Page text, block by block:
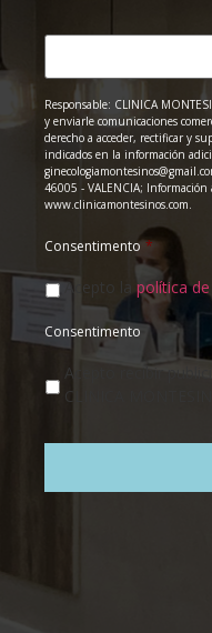
Responsable: CLINICA
y enviarle comunicaciones
derecho a acceder, rectificar y
indicados en la información
46005 - VALENCIA;
www.clinicamontesinos.com.
Consentimento *
Acepto la política
Consentimento
Acepto recibir
CLINICA